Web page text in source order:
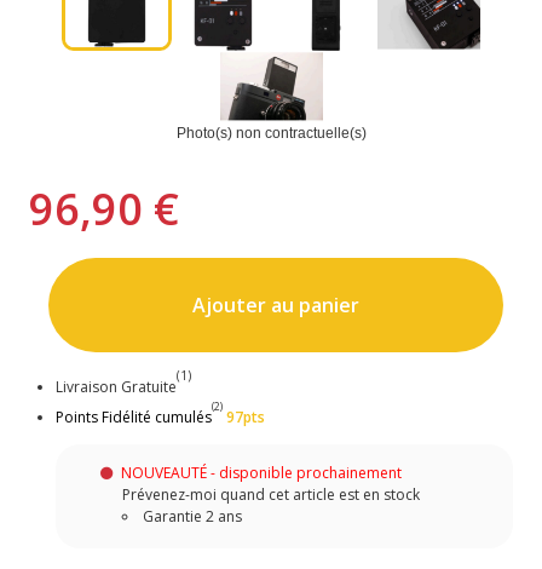
Photo(s) non contractuelle(s)
96,90 €
Ajouter au panier
Livraison Gratuite
(1)
Points Fidélité cumulés
(2)
97pts
NOUVEAUTÉ - disponible prochainement
Prévenez-moi quand cet article est en stock
Garantie 2 ans